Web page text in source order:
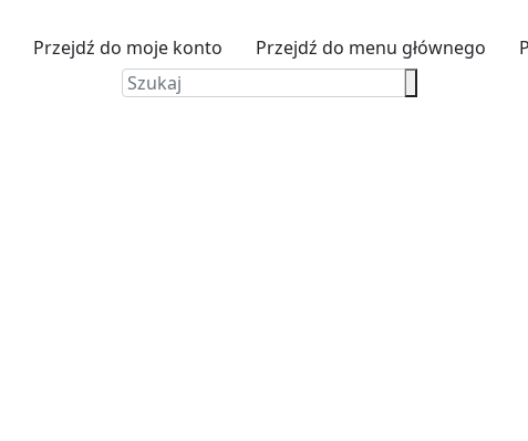
Przejdź do moje konto Przejdź do menu głównego